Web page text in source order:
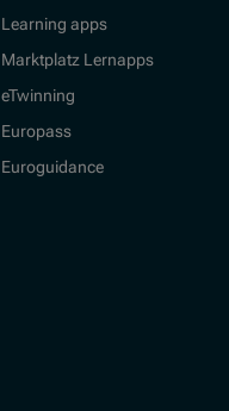
Learning apps
Marktplatz Lernapps
eTwinning
Europass
Euroguidance